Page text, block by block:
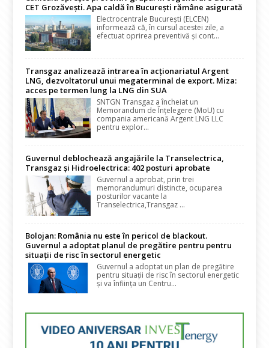
CET Grozăvești. Apa caldă în București rămâne asigurată
Electrocentrale București (ELCEN)
informează că, în cursul acestei zile, a
efectuat oprirea preventivă și cont...
Transgaz analizează intrarea în acționariatul Argent
LNG, dezvoltatorul unui megaterminal de export. Miza:
acces pe termen lung la LNG din SUA
SNTGN Transgaz a încheiat un
Memorandum de Înțelegere (MoU) cu
compania americană Argent LNG LLC
pentru explor...
Guvernul deblochează angajările la Transelectrica,
Transgaz și Hidroelectrica: 402 posturi aprobate
Guvernul a aprobat, prin trei
memorandumuri distincte, ocuparea
posturilor vacante la
Transelectrica,Transgaz ...
Bolojan: România nu este în pericol de blackout.
Guvernul a adoptat planul de pregătire pentru pentru
situații de risc în sectorul energetic
Guvernul a adoptat un plan de pregătire
pentru situații de risc în sectorul energetic
și va înființa un Centru...